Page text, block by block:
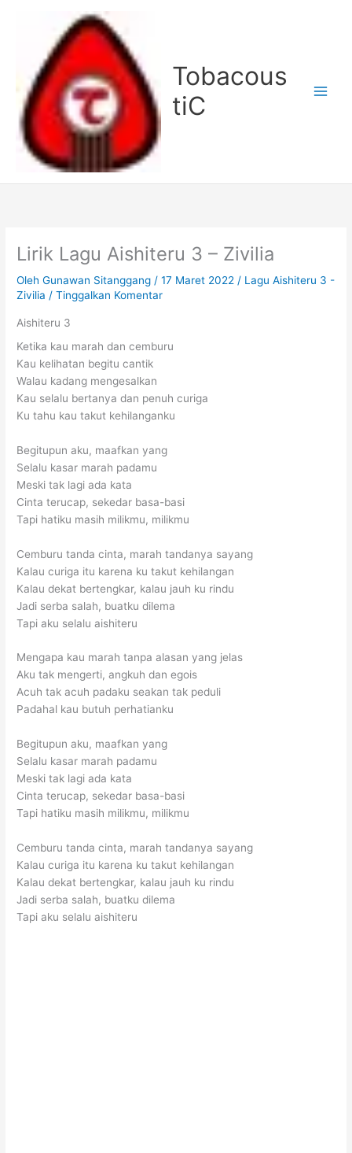
Tobacous
tiC
Lirik Lagu Aishiteru 3 – Zivilia
OlehGunawan Sitanggang /17 Maret 2022 / Lagu Aishiteru 3 -
Zivilia /Tinggalkan Komentar
Aishiteru 3
Ketika kau marah dan cemburu
Kau kelihatan begitu cantik
Walau kadang mengesalkan
Kau selalu bertanya dan penuh curiga
Ku tahu kau takut kehilanganku
Begitupun aku, maafkan yang
Selalu kasar marah padamu
Meski tak lagi ada kata
Cinta terucap, sekedar basa-basi
Tapi hatiku masih milikmu, milikmu
Cemburu tanda cinta, marah tandanya sayang
Kalau curiga itu karena ku takut kehilangan
Kalau dekat bertengkar, kalau jauh ku rindu
Jadi serba salah, buatku dilema
Tapi aku selalu aishiteru
Mengapa kau marah tanpa alasan yang jelas
Aku tak mengerti, angkuh dan egois
Acuh tak acuh padaku seakan tak peduli
Padahal kau butuh perhatianku
Begitupun aku, maafkan yang
Selalu kasar marah padamu
Meski tak lagi ada kata
Cinta terucap, sekedar basa-basi
Tapi hatiku masih milikmu, milikmu
Cemburu tanda cinta, marah tandanya sayang
Kalau curiga itu karena ku takut kehilangan
Kalau dekat bertengkar, kalau jauh ku rindu
Jadi serba salah, buatku dilema
Tapi aku selalu aishiteru